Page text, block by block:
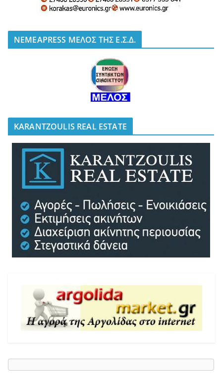
NEMEAPRESS ΜΕΛΟΣ ΤΗΣ Ε.Σ.Δ.
KARANTZOULIS REAL ESTATE